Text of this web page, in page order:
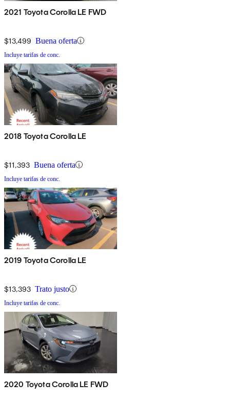
2021 Toyota Corolla LE FWD
$13,499 Buena oferta
Incluye tarifas de conc.
2018 Toyota Corolla LE
$11,393 Buena oferta
Incluye tarifas de conc.
2019 Toyota Corolla LE
$13,393 Trato justo
Incluye tarifas de conc.
2020 Toyota Corolla LE FWD